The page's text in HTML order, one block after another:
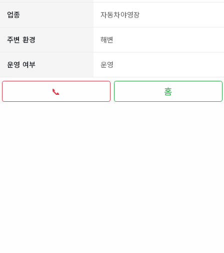
업종 자동차야영장
주변 환경 해변
운영 여부 운영
📞 홈